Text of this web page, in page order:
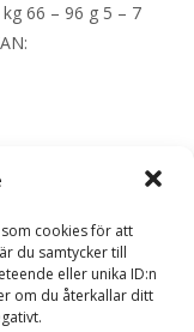
cookies för att
du samtycker till
eller unika ID:n
om du återkallar ditt
66 – 96 g 5 – 7
,Torrfoder